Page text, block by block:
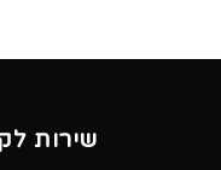
שירות